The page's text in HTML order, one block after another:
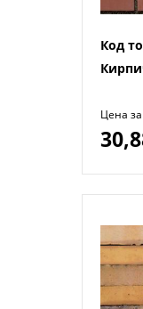
Код
Цена